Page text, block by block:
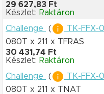
29 627,83 Ft
Készlet: Raktáron
Challenge
( TK-FFX-
080T x 211 x TFRAS
30 431,74 Ft
Készlet: Raktáron
Challenge
( TK-FFX-
080T x 211 x TNAT